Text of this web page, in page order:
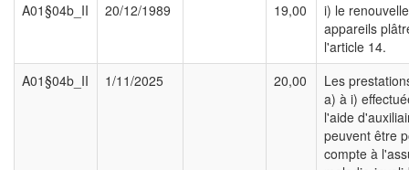
A01§04b_II
20/12/1989 19,00
i) le
appareils
l'article 14.
A01§04b_II
1/11/2025 20,00
Les
a) à i)
l'aide
peuvent être
compte à